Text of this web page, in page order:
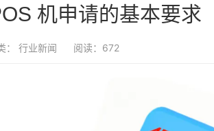
机申请的基本要求
： 行业新闻 阅读：672